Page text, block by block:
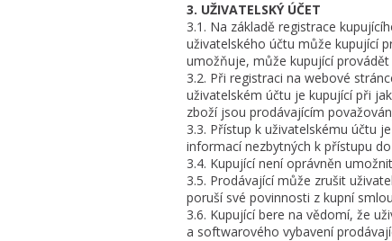
3. UŽIVATELSKÝ ÚČET
3.1. Na základě registrace
uživatelského účtu může kupující
umožňuje, může kupující
3.2. Při registraci na webové
uživatelském účtu je kupující při
zboží jsou prodávajícím
3.3. Přístup k uživatelskému účtu
informací nezbytných k přístupu
3.4. Kupující není oprávněn
3.5. Prodávající může zrušit
poruší své povinnosti z kupní
3.6. Kupující bere na vědomí, že
a softwarového vybavení